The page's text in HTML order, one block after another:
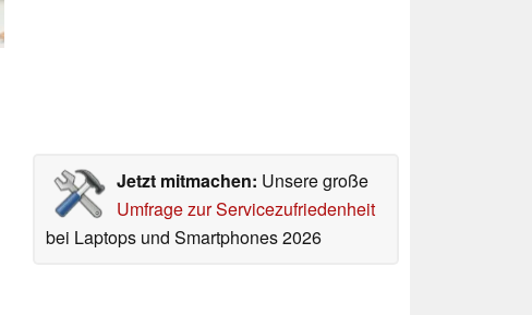
Jetzt mitmachen: Unsere große
Umfrage zur Servicezufriedenheit
bei Laptops und Smartphones 2026